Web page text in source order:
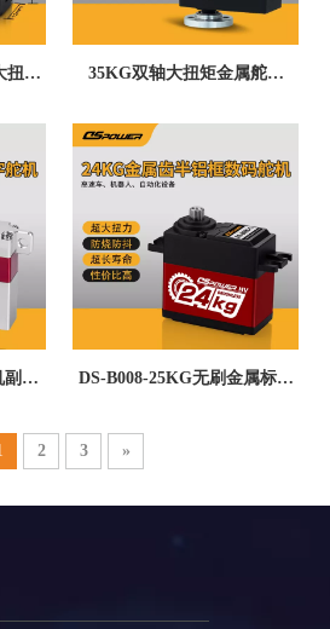
扭力
35KG双轴大扭矩金属舵机
位置反馈串口总线舵机-DS-
R003E
副翼
模
DS-B008-25KG无刷金属标准
2 3 »